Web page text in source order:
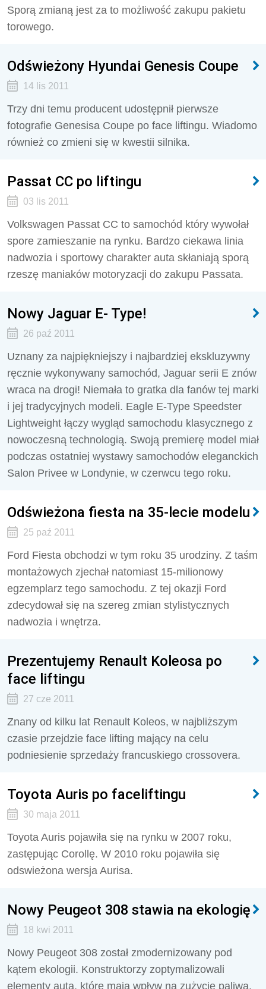
Sporą zmianą jest za to możliwość zakupu pakietu
torowego.
Odświeżony Hyundai Genesis Coupe
14 lis 2011
Trzy dni temu producent udostępnił pierwsze
fotografie Genesisa Coupe po face liftingu. Wiadomo
również co zmieni się w kwestii silnika.
Passat CC po liftingu
03 lis 2011
Volkswagen Passat CC to samochód który wywołał
spore zamieszanie na rynku. Bardzo ciekawa linia
nadwozia i sportowy charakter auta skłaniają sporą
rzeszę maniaków motoryzacji do zakupu Passata.
Nowy Jaguar E- Type!
26 paź 2011
Uznany za najpiękniejszy i najbardziej ekskluzywny
ręcznie wykonywany samochód, Jaguar serii E znów
wraca na drogi! Niemała to gratka dla fanów tej marki
i jej tradycyjnych modeli. Eagle E-Type Speedster
Lightweight łączy wygląd samochodu klasycznego z
nowoczesną technologią. Swoją premierę model miał
podczas ostatniej wystawy samochodów eleganckich
Salon Privee w Londynie, w czerwcu tego roku.
Odświeżona fiesta na 35-lecie modelu
25 paź 2011
Ford Fiesta obchodzi w tym roku 35 urodziny. Z taśm
montażowych zjechał natomiast 15-milionowy
egzemplarz tego samochodu. Z tej okazji Ford
zdecydował się na szereg zmian stylistycznych
nadwozia i wnętrza.
Prezentujemy Renault Koleosa po
face liftingu
27 cze 2011
Znany od kilku lat Renault Koleos, w najbliższym
czasie przejdzie face lifting mający na celu
podniesienie sprzedaży francuskiego crossovera.
Toyota Auris po faceliftingu
30 maja 2011
Toyota Auris pojawiła się na rynku w 2007 roku,
zastępując Corollę. W 2010 roku pojawiła się
odswieżona wersja Aurisa.
Nowy Peugeot 308 stawia na ekologię
18 kwi 2011
Nowy Peugeot 308 został zmodernizowany pod
kątem ekologii. Konstruktorzy zoptymalizowali
elementy auta, które mają wpływ na zużycie paliwa.